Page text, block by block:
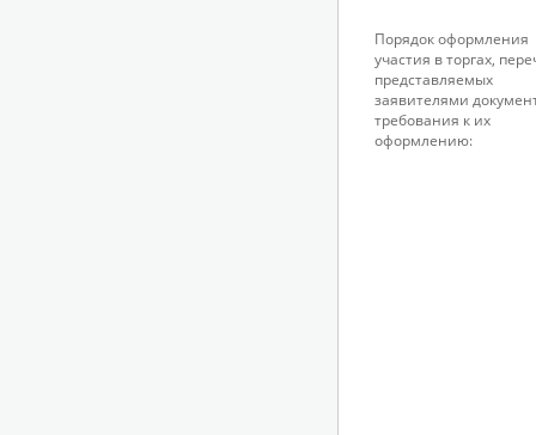
Порядок оформления
участия в торгах,
представляемых
заявителями
требования к их
оформлению: